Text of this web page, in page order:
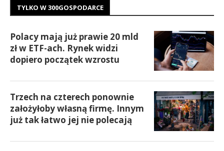
TYLKO W 300GOSPODARCE
Polacy mają już prawie 20 mld
zł w ETF-ach. Rynek widzi
dopiero początek wzrostu
Trzech na czterech ponownie
założyłoby własną firmę. Innym
już tak łatwo jej nie polecają